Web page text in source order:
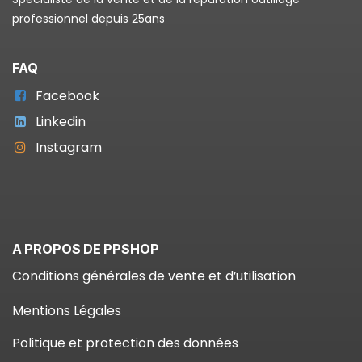
professionnel depuis 25ans
FAQ
Facebook
Linkedin
Instagram
A PROPOS DE PPSHOP
Conditions générales de vente et d’utilisation
Mentions Légales
Politique et protection des données